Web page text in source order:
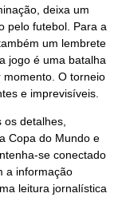
deixa um
pelo futebol. Para a
um lembrete
jogo é uma batalha
O torneio
e imprevisíveis.
detalhes,
Copa do Mundo e
se conectado
a informação
leitura jornalística